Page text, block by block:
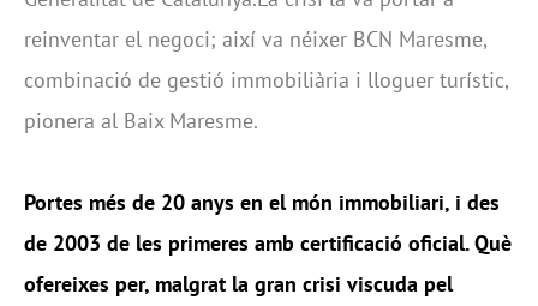
reinventar el negoci; així va néixer BCN Maresme,
combinació de gestió immobiliària i lloguer turístic,
pionera al Baix Maresme.
Portes més de 20 anys en el món immobiliari, i des
de 2003 de les primeres amb certificació oficial. Què
ofereixes per, malgrat la gran crisi viscuda pel